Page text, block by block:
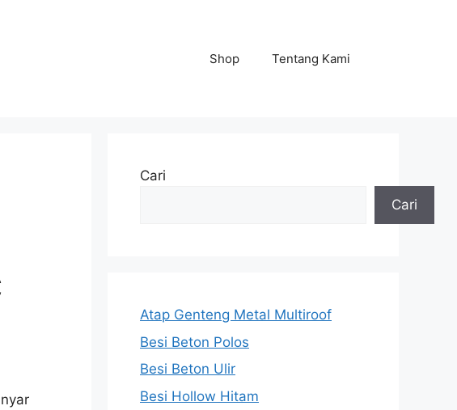
Shop Tentang Kami
Cari
Cari
Atap Genteng Metal Multiroof
Besi Beton Polos
Besi Beton Ulir
Besi Hollow Hitam